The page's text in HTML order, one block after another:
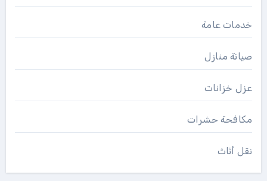
خدمات عامة
صيانة منازل
عزل خزانات
مكافحة حشرات
نقل أثاث